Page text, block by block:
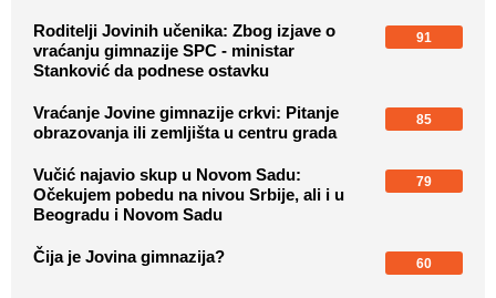
Roditelji Jovinih učenika: Zbog izjave o
vraćanju gimnazije SPC - ministar
Stanković da podnese ostavku
91
Vraćanje Jovine gimnazije crkvi: Pitanje
obrazovanja ili zemljišta u centru grada
85
Vučić najavio skup u Novom Sadu:
Očekujem pobedu na nivou Srbije, ali i u
Beogradu i Novom Sadu
79
Čija je Jovina gimnazija? 60